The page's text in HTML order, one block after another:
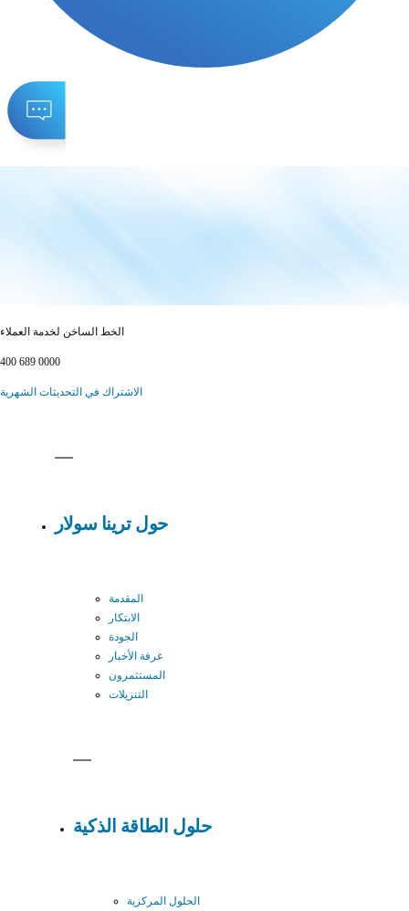
الخط الساخن لخدمة العملاء
400 689 0000
الاشتراك في التحديثات الشهرية
حول ترينا سولار
المقدمة
الابتكار
الجودة
غرفة الأخبار
المستثمرون
التنزيلات
حلول الطاقة الذكية
الحلول المركزية